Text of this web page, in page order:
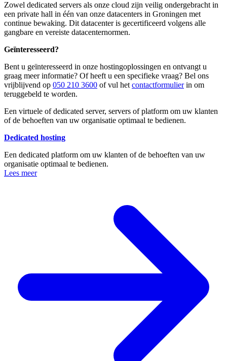
Zowel dedicated servers als onze cloud zijn veilig ondergebracht in
een private hall in één van onze datacenters in Groningen met
continue bewaking. Dit datacenter is gecertificeerd volgens alle
gangbare en vereiste datacenternormen.
Geïnteresseerd?
Bent u geïnteresseerd in onze hostingoplossingen en ontvangt u
graag meer informatie? Of heeft u een specifieke vraag? Bel ons
vrijblijvend op 050 210 3600 of vul het contactformulierin om
teruggebeld te worden.
Een virtuele of dedicated server, servers of platform om uw klanten
of de behoeften van uw organisatie optimaal te bedienen.
Dedicated hosting
Een dedicated platform om uw klanten of de behoeften van uw
organisatie optimaal te bedienen.
Lees meer